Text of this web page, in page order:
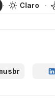
Claro